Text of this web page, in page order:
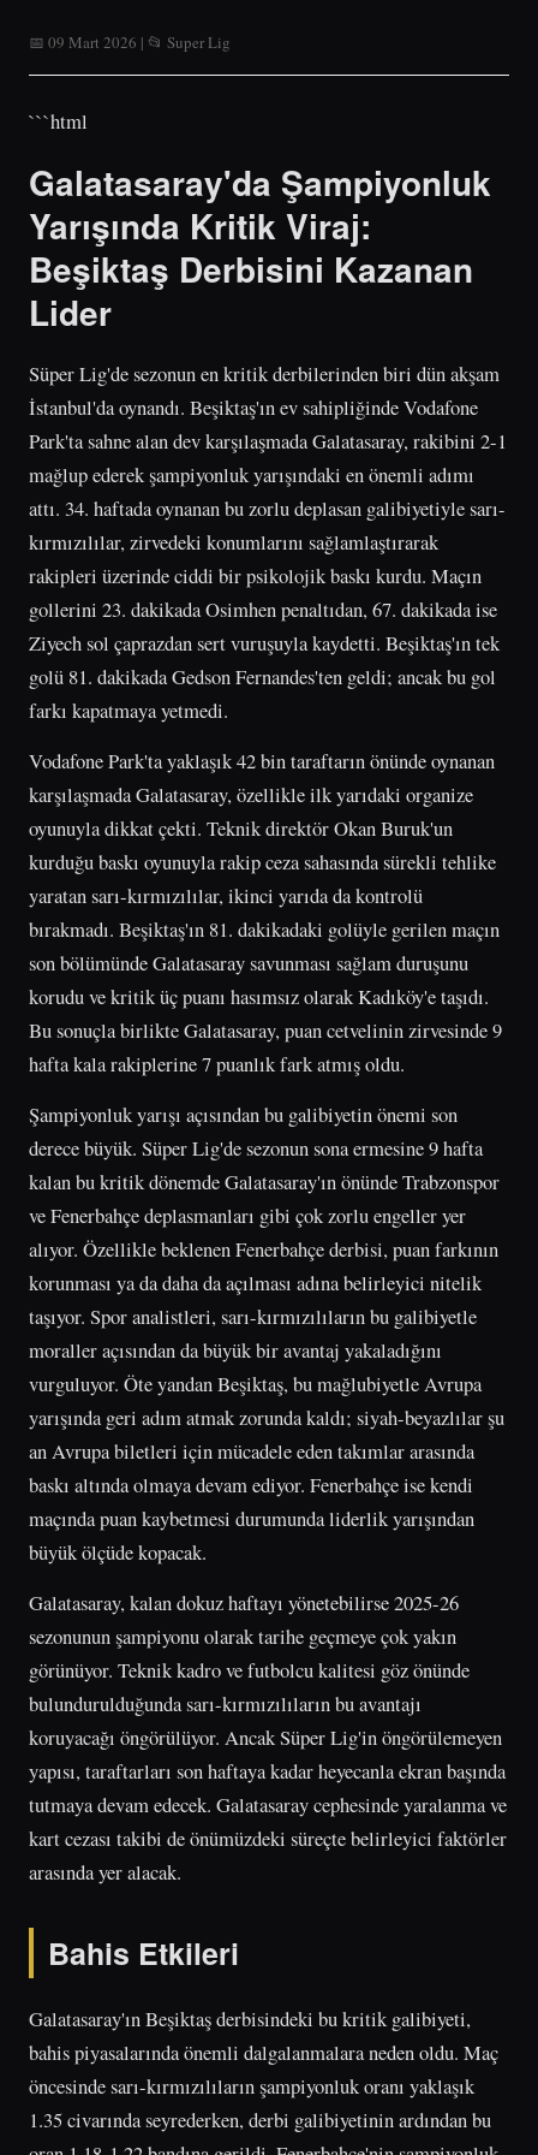
📅 09 Mart 2026 | 📂 Super Lig
```html
Galatasaray'da Şampiyonluk
Yarışında Kritik Viraj:
Beşiktaş Derbisini Kazanan
Lider
Süper Lig'de sezonun en kritik derbilerinden biri dün akşam
İstanbul'da oynandı. Beşiktaş'ın ev sahipliğinde Vodafone
Park'ta sahne alan dev karşılaşmada Galatasaray, rakibini 2-1
mağlup ederek şampiyonluk yarışındaki en önemli adımı
attı. 34. haftada oynanan bu zorlu deplasan galibiyetiyle sarı-
kırmızılılar, zirvedeki konumlarını sağlamlaştırarak
rakipleri üzerinde ciddi bir psikolojik baskı kurdu. Maçın
gollerini 23. dakikada Osimhen penaltıdan, 67. dakikada ise
Ziyech sol çaprazdan sert vuruşuyla kaydetti. Beşiktaş'ın tek
golü 81. dakikada Gedson Fernandes'ten geldi; ancak bu gol
farkı kapatmaya yetmedi.
Vodafone Park'ta yaklaşık 42 bin taraftarın önünde oynanan
karşılaşmada Galatasaray, özellikle ilk yarıdaki organize
oyunuyla dikkat çekti. Teknik direktör Okan Buruk'un
kurduğu baskı oyunuyla rakip ceza sahasında sürekli tehlike
yaratan sarı-kırmızılılar, ikinci yarıda da kontrolü
bırakmadı. Beşiktaş'ın 81. dakikadaki golüyle gerilen maçın
son bölümünde Galatasaray savunması sağlam duruşunu
korudu ve kritik üç puanı hasımsız olarak Kadıköy'e taşıdı.
Bu sonuçla birlikte Galatasaray, puan cetvelinin zirvesinde 9
hafta kala rakiplerine 7 puanlık fark atmış oldu.
Şampiyonluk yarışı açısından bu galibiyetin önemi son
derece büyük. Süper Lig'de sezonun sona ermesine 9 hafta
kalan bu kritik dönemde Galatasaray'ın önünde Trabzonspor
ve Fenerbahçe deplasmanları gibi çok zorlu engeller yer
alıyor. Özellikle beklenen Fenerbahçe derbisi, puan farkının
korunması ya da daha da açılması adına belirleyici nitelik
taşıyor. Spor analistleri, sarı-kırmızılıların bu galibiyetle
moraller açısından da büyük bir avantaj yakaladığını
vurguluyor. Öte yandan Beşiktaş, bu mağlubiyetle Avrupa
yarışında geri adım atmak zorunda kaldı; siyah-beyazlılar şu
an Avrupa biletleri için mücadele eden takımlar arasında
baskı altında olmaya devam ediyor. Fenerbahçe ise kendi
maçında puan kaybetmesi durumunda liderlik yarışından
büyük ölçüde kopacak.
Galatasaray, kalan dokuz haftayı yönetebilirse 2025-26
sezonunun şampiyonu olarak tarihe geçmeye çok yakın
görünüyor. Teknik kadro ve futbolcu kalitesi göz önünde
bulundurulduğunda sarı-kırmızılıların bu avantajı
koruyacağı öngörülüyor. Ancak Süper Lig'in öngörülemeyen
yapısı, taraftarları son haftaya kadar heyecanla ekran başında
tutmaya devam edecek. Galatasaray cephesinde yaralanma ve
kart cezası takibi de önümüzdeki süreçte belirleyici faktörler
arasında yer alacak.
Bahis Etkileri
Galatasaray'ın Beşiktaş derbisindeki bu kritik galibiyeti,
bahis piyasalarında önemli dalgalanmalara neden oldu. Maç
öncesinde sarı-kırmızılıların şampiyonluk oranı yaklaşık
1.35 civarında seyrederken, derbi galibiyetinin ardından bu